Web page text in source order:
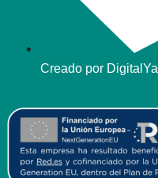
Creado por DigitalYa